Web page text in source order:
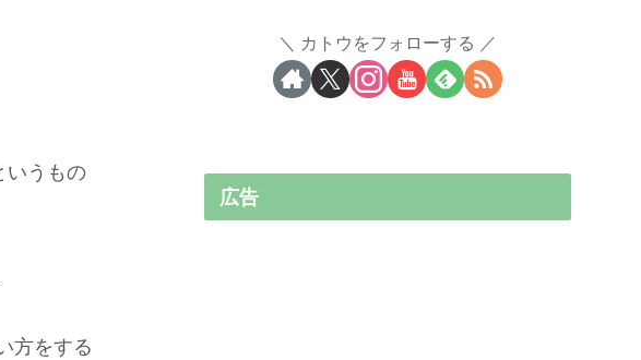
いうもの
方をする
カトウをフォローする
広告